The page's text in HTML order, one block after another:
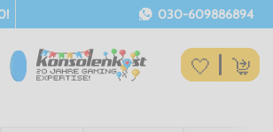
030-609886894